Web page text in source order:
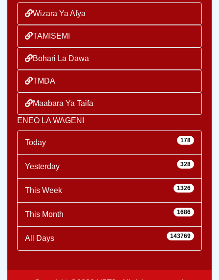
Wizara Ya Afya
TAMISEMI
Bohari La Dawa
TMDA
Maabara Ya Taifa
ENEO LA WAGENI
Today 178
Yesterday 328
This Week 1326
This Month 1686
All Days 143769